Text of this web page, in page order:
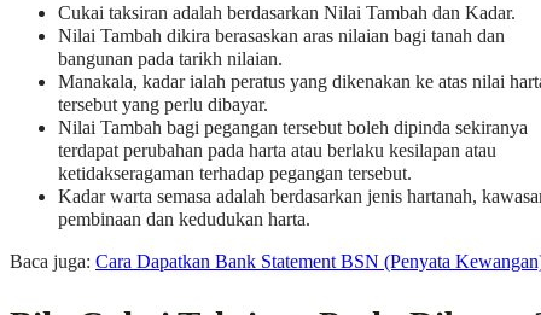
Cukai taksiran adalah berdasarkan Nilai Tambah dan Kadar.
Nilai Tambah dikira berasaskan aras nilaian bagi tanah dan
bangunan pada tarikh nilaian.
Manakala, kadar ialah peratus yang dikenakan ke atas nilai
tersebut yang perlu dibayar.
Nilai Tambah bagi pegangan tersebut boleh dipinda sekiranya
terdapat perubahan pada harta atau berlaku kesilapan atau
ketidakseragaman terhadap pegangan tersebut.
Kadar warta semasa adalah berdasarkan jenis hartanah,
pembinaan dan kedudukan harta.
Baca juga: Cara Dapatkan Bank Statement BSN (Penyata